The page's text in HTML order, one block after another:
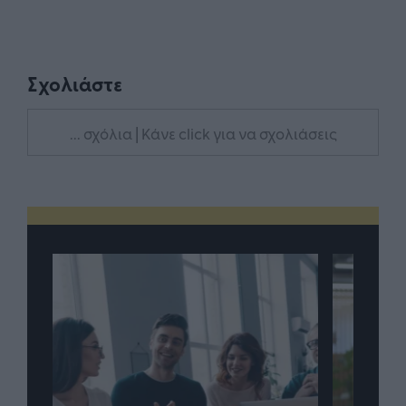
Σχολιάστε
... σχόλια | Κάνε click για να σχολιάσεις